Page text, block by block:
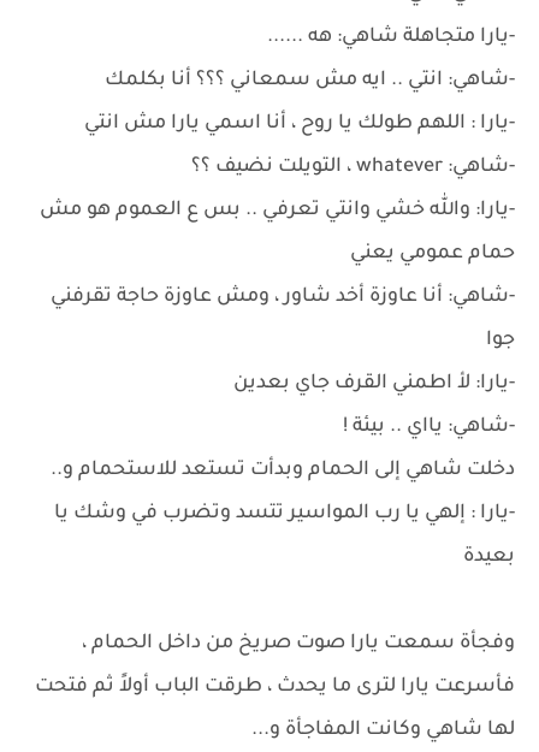
-يارا متجاهلة شاهي: هه ......
-شاهي: انتي .. ايه مش سمعاني ؟؟؟ أنا بكلمك
-يارا : اللهم طولك يا روح ، أنا اسمي يارا مش انتي
-شاهي: whatever ، التويلت نضيف ؟؟
-يارا: والله خشي وانتي تعرفي .. بس ع العموم هو مش
حمام عمومي يعني
-شاهي: أنا عاوزة أخد شاور ، ومش عاوزة حاجة تقرفني
جوا
-يارا: لأ اطمني القرف جاي بعدين
-شاهي: يااي .. بيئة !
دخلت شاهي إلى الحمام وبدأت تستعد للاستحمام و..
-يارا : إلهي يا رب المواسير تتسد وتضرب في وشك يا
بعيدة
وفجأة سمعت يارا صوت صريخ من داخل الحمام ،
فأسرعت يارا لترى ما يحدث ، طرقت الباب أولاً ثم فتحت
لها شاهي وكانت المفاجأة و...